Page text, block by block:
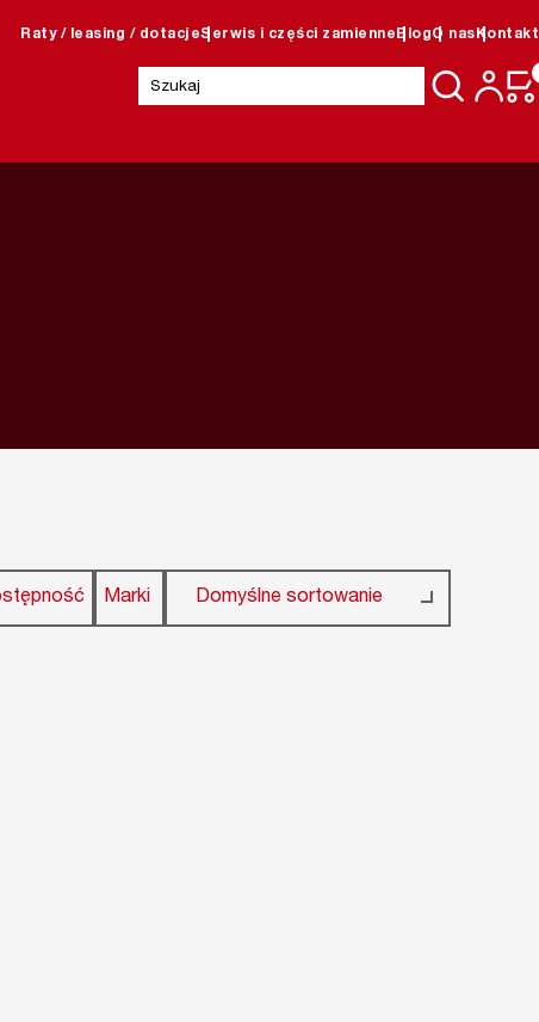
Raty / leasing / dotacjeSerwis i części zamienne BlogO nas Kontakt
Szukaj:
Marki Domyślne sortowanie